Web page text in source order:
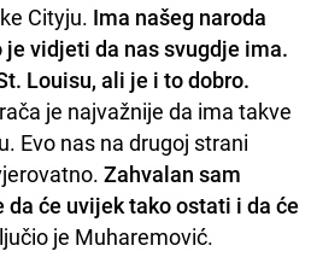
Cityju. Ima našeg naroda
vidjeti da nas svugdje ima.
Louisu, ali je i to dobro.
je najvažnije da ima takve
Evo nas na drugoj strani
Zahvalan sam
će uvijek tako ostati i da će
je Muharemović.